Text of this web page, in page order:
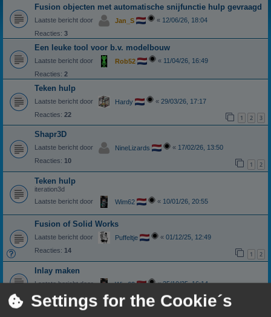
Fusion objecten met automatische snijfunctie hulp gevraagd
Laatste bericht door Jan_S « 12/06/26, 18:04
Reacties: 3
Een leuke tool voor b.v. modelbouw
Laatste bericht door Rob52 « 11/04/26, 16:49
Reacties: 2
Teken hulp
Laatste bericht door Hardy « 29/03/26, 17:17
Reacties: 22 1 2 3
Shapr3D
Laatste bericht door NineLizards « 17/02/26, 13:50
Reacties: 10 1 2
Teken hulp
iteration3d
Laatste bericht door
Wim62 « 10/01/26, 20:55
Fusion of Solid Works
Laatste bericht door Puffeltje « 01/12/25, 12:49
Reacties: 14 1 2
Inlay maken
Laatste bericht door Wim62 «25/10/25, 16:14
Reacties:2
STEP file preview in verkenner?
Settings for the Cookie´s